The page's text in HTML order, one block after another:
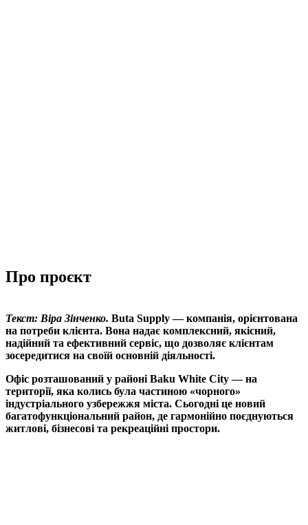
Про проєкт
Текст: Віра Зінченко. Buta Supply — компанія, орієнтована
на потреби клієнта. Вона надає комплексний, якісний,
надійний та ефективний сервіс, що дозволяє клієнтам
зосередитися на своїй основній діяльності.
Офіс розташований у районі Baku White City — на
території, яка колись була частиною «чорного»
індустріального узбережжя міста. Сьогодні це новий
багатофункціональний район, де гармонійно поєднуються
житлові, бізнесові та рекреаційні простори.